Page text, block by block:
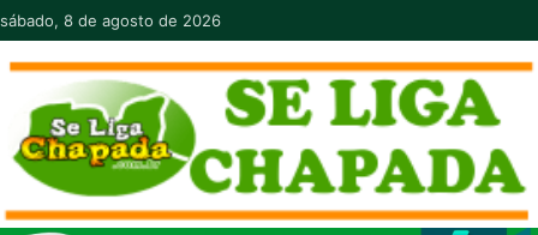
Pular para o conteúdo
sábado, 8 de agosto de 2026